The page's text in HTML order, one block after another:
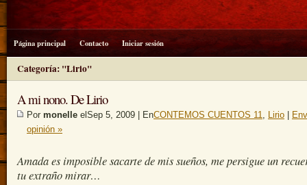
Página principal Contacto Iniciar sesión
Categoría: "Lirio"
A mi nono. De Lirio
Por monelle elSep 5, 2009 | EnCONTEMOS CUENTOS 11, Lirio
opinión »
Amada es imposible sacarte de mis sueños, me persigue un
tu extraño mirar…